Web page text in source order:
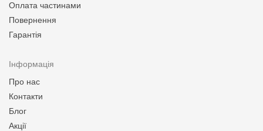
Оплата частинами
Повернення
Гарантія
Інформація
Про нас
Контакти
Блог
Акції